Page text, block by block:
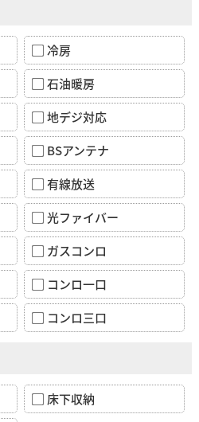
冷房
石油暖房
地デジ対応
BSアンテナ
有線放送
光ファイバー
ガスコンロ
コンロ一口
コンロ三口
床下収納